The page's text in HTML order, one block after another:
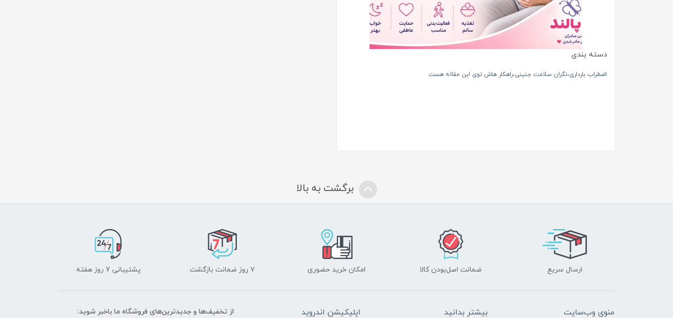
دسته بندی
اضطراب بارداری،نگران سلامت جنینی،راهکار هاش توی این مقاله هست
برگشت به بالا
ارسال سریع ضمانت اصل‌بودن کالا امکان خرید حضوری ۷ روز ضمانت بازگشت پشتیبانی 7 روز هفته
منوی وب‌سایت بیشتر بدانید اپلیکیشن اندروید از تخفیف‌ها و جدیدترین‌های فروشگاه ما باخبر شوید: